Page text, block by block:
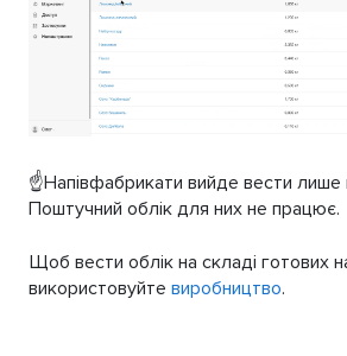
☝️Напівфабрикати вийде вести лише
Поштучний облік для них не працює.
Щоб вести облік на складі готових
використовуйте виробництво.